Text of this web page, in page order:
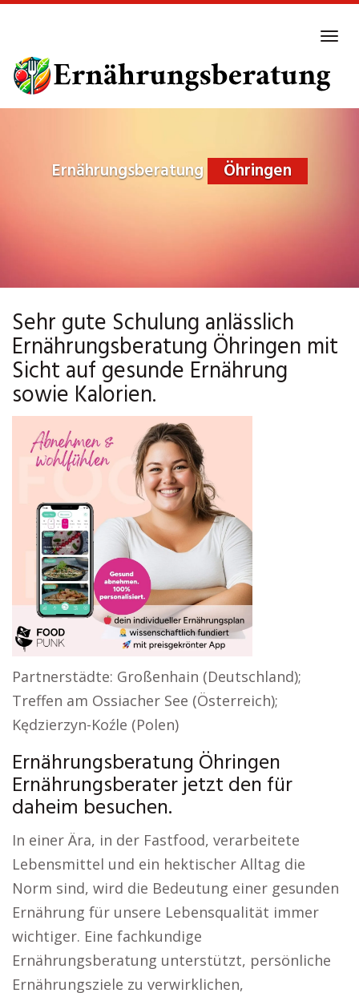
main
content
Ernährungsberatung Öhringen
Sehr gute Schulung anlässlich
Ernährungsberatung Öhringen mit
Sicht auf gesunde Ernährung
sowie Kalorien.
Partnerstädte: Großenhain (Deutschland);
Treffen am Ossiacher See (Österreich);
Kędzierzyn-Koźle (Polen)
Ernährungsberatung Öhringen
Ernährungsberater jetzt den für
daheim besuchen.
In einer Ära, in der Fastfood, verarbeitete
Lebensmittel und ein hektischer Alltag die
Norm sind, wird die Bedeutung einer gesunden
Ernährung für unsere Lebensqualität immer
wichtiger. Eine fachkundige
Ernährungsberatung unterstützt, persönliche
Ernährungsziele zu verwirklichen,